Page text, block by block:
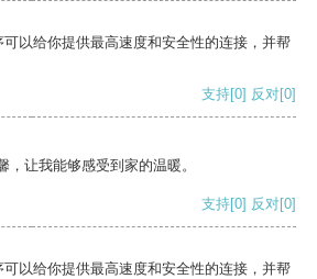
以给你提供最高速度和安全性的连接，并帮
支持[0] 反对[0]
，让我能够感受到家的温暖。
支持[0] 反对[0]
以给你提供最高速度和安全性的连接，并帮